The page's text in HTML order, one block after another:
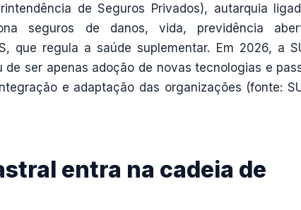
de Seguros Privados), autarquia
seguros de danos, vida, previdência
que regula a saúde suplementar. Em 2026, a
ser apenas adoção de novas tecnologias e
e adaptação das organizações (fonte:
entra na cadeia de